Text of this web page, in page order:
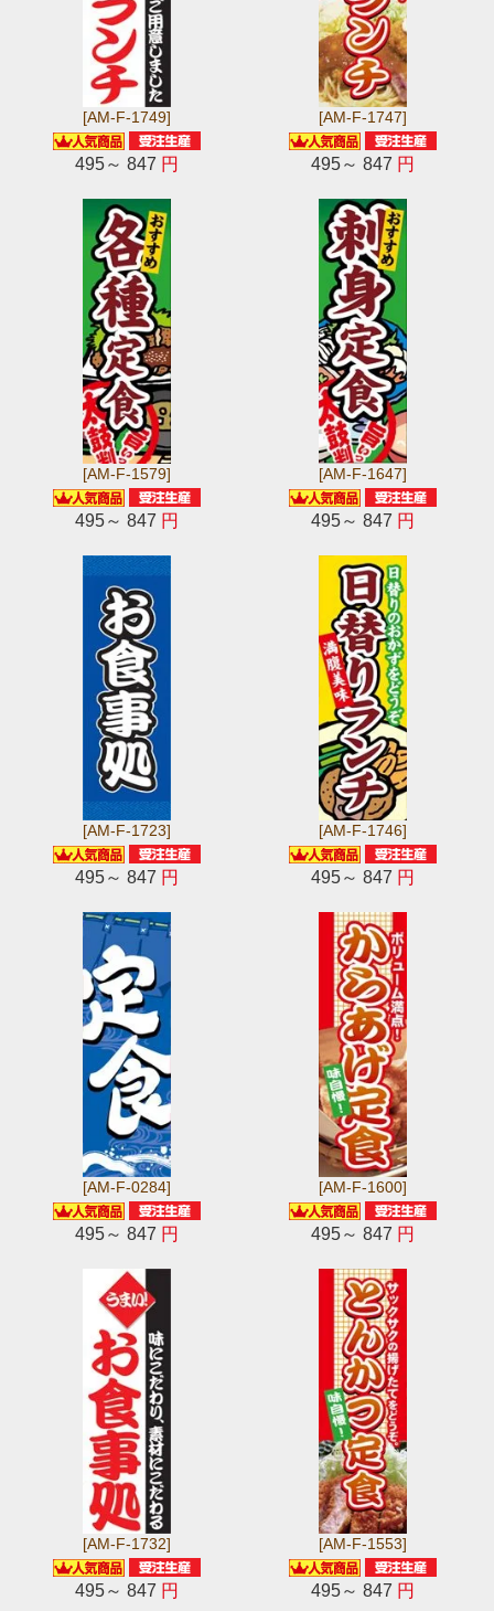
[AM-F-1749]
495～ 847 円
[AM-F-1747]
495～ 847 円
[AM-F-1579]
495～ 847 円
[AM-F-1647]
495～ 847 円
[AM-F-1723]
495～ 847 円
[AM-F-1746]
495～ 847 円
[AM-F-0284]
495～ 847 円
[AM-F-1600]
495～ 847 円
[AM-F-1732]
495～ 847 円
[AM-F-1553]
495～ 847 円